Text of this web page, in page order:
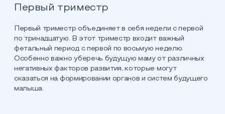
Первый триместр
Первый триместр объединяет в себя недели с первой
по тринадцатую. В этот триместр входит важный
фетальный период с первой по восьмую неделю.
Особенно важно уберечь будущую маму от различных
негативных факторов развития, которые могут
сказаться на формировании органов и систем будущего
малыша.